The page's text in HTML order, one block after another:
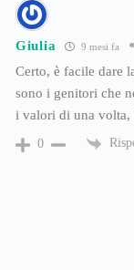
Giulia 9 mesi fa
Certo, è facile dare
sono i genitori che
i valori di una volta,
0